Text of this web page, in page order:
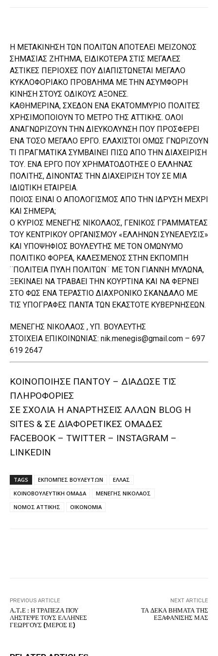
Η ΜΕΤΑΚΙΝΗΣΗ ΤΩΝ ΠΟΛΙΤΩΝ ΑΠΟΤΕΛΕΙ ΜΕΙΖΟΝΟΣ
ΣΗΜΑΣΙΑΣ ΖΗΤΗΜΑ, ΕΙΔΙΚΟΤΕΡΑ ΣΤΙΣ ΜΕΓΑΛΕΣ
ΑΣΤΙΚΕΣ ΠΕΡΙΟΧΕΣ ΠΟΥ ΔΙΑΠΙΣΤΩΝΕΤΑΙ ΜΕΓΑΛΟ
ΚΥΚΛΟΦΟΡΙΑΚΟ ΠΡΟΒΛΗΜΑ ΜΕ ΤΗΝ ΑΣΥΜΦΟΡΗ
ΚΙΝΗΣΗ ΣΤΟΥΣ ΟΔΙΚΟΥΣ ΑΞΟΝΕΣ.
ΚΑΘΗΜΕΡΙΝΑ, ΣΧΕΔΟΝ ΕΝΑ ΕΚΑΤΟΜΜΥΡΙΟ ΠΟΛΙΤΕΣ
ΧΡΗΣΙΜΟΠΟΙΟΥΝ ΤΟ ΜΕΤΡΟ ΤΗΣ ΑΤΤΙΚΗΣ. ΟΛΟΙ
ΑΝΑΓΝΩΡΙΖΟΥΝ ΤΗΝ ΔΙΕΥΚΟΛΥΝΣΗ ΠΟΥ ΠΡΟΣΦΕΡΕΙ
ΕΝΑ ΤΟΣΟ ΜΕΓΑΛΟ ΕΡΓΟ. ΕΛΑΧΙΣΤΟΙ ΟΜΩΣ ΓΝΩΡΙΖΟΥΝ
ΤΙ ΠΡΑΓΜΑΤΙΚΑ ΣΥΜΒΑΙΝΕΙ ΠΙΣΩ ΑΠΟ ΤΗΝ ΔΙΑΧΕΙΡΙΣΗ
ΤΟΥ. ΕΝΑ ΕΡΓΟ ΠΟΥ ΧΡΗΜΑΤΟΔΟΤΗΣΕ Ο ΕΛΛΗΝΑΣ
ΠΟΛΙΤΗΣ, ΔΙΝΟΝΤΑΣ ΤΗΝ ΔΙΑΧΕΙΡΙΣΗ ΤΟΥ ΣΕ ΜΙΑ
ΙΔΙΩΤΙΚΗ ΕΤΑΙΡΕΙΑ.
ΠΟΙΟΣ ΕΙΝΑΙ Ο ΑΠΟΛΟΓΙΣΜΟΣ ΑΠΟ ΤΗΝ ΙΔΡΥΣΗ ΜΕΧΡΙ
ΚΑΙ ΣΗΜΕΡΑ;
Ο ΚΥΡΙΟΣ ΜΕΝΕΓΗΣ ΝΙΚΟΛΑΟΣ, ΓΕΝΙΚΟΣ ΓΡΑΜΜΑΤΕΑΣ
ΤΟΥ ΚΕΝΤΡΙΚΟΥ ΟΡΓΑΝΙΣΜΟΥ «ΕΛΛΗΝΩΝ ΣΥΝΕΛΕΥΣΙΣ»
ΚΑΙ ΥΠΟΨΗΦΙΟΣ ΒΟΥΛΕΥΤΗΣ ΜΕ ΤΟΝ ΟΜΩΝΥΜΟ
ΠΟΛΙΤΙΚΟ ΦΟΡΕΑ, ΚΑΛΕΣΜΕΝΟΣ ΣΤΗΝ ΕΚΠΟΜΠΗ
¨ΠΟΛΙΤΕΙΑ ΠΥΛΗ ΠΟΛΙΤΩΝ¨ ΜΕ ΤΟΝ ΓΙΑΝΝΗ ΜΥΛΩΝΑ,
ΞΕΚΙΝΑΕΙ ΝΑ ΤΡΑΒΑΕΙ ΤΗΝ ΚΟΥΡΤΙΝΑ ΚΑΙ ΝΑ ΦΕΡΝΕΙ
ΣΤΟ ΦΩΣ ΕΝΑ ΤΕΡΑΣΤΙΟ ΔΙΑΧΡΟΝΙΚΟ ΣΚΑΝΔΑΛΟ ΜΕ
ΤΙΣ ΥΠΟΓΡΑΦΕΣ ΠΑΝΤΑ ΤΩΝ ΕΚΑΣΤΟΤΕ ΚΥΒΕΡΝΗΣΕΩΝ.
ΜΕΝΕΓΗΣ ΝΙΚΟΛΑΟΣ , ΥΠ. ΒΟΥΛΕΥΤΗΣ
ΣΤΟΙΧΕΙΑ ΕΠΙΚΟΙΝΩΝΙΑΣ: nik.menegis@gmail.com – 697
619 2647
ΚΟΙΝΟΠΟΙΗΣΕ ΠΑΝΤΟΥ – ΔΙΑΔΩΣΕ ΤΙΣ
ΠΛΗΡΟΦΟΡΙΕΣ
ΣΕ ΣΧΟΛΙΑ H ΑΝAΡΤΗΣΕΙΣ ΑΛΛΩΝ BLOG H
SITES & ΣΕ ΔΙΑΦΟΡΕTIKEΣ ΟΜΑΔΕΣ
FACEBOOK – TWITTER – INSTAGRAM –
LINKEDIN
TAGS ΕΚΠΟΜΠΕΣ ΒΟΥΛΕΥΤΩΝ
ΕΛΛΑΣ
ΚΟΙΝΟΒΟΥΛΕΥΤΙΚΗ ΟΜΑΔΑ
ΜΕΝΕΓΗΣ ΝΙΚΟΛΑΟΣ
ΝΟΜΟΣ ΑΤΤΙΚΗΣ
ΟΙΚΟΝΟΜΙΑ
PREVIOUS ARTICLE
Α.Τ.Ε : Η ΤΡΑΠΕΖΑ ΠΟΥ
ΛΗΣΤΕΨΕ ΤΟΥΣ ΕΛΛΗΝΕΣ
ΓΕΩΡΓΟΥΣ (ΜΕΡΟΣ Ε)
NEXT ARTICLE
ΤΑ ΔΕΚΑ ΒΗΜΑΤΑ ΤΗΣ
ΕΞΑΦΑΝΙΣΗΣ ΜΑΣ
ΑΡΤΕΜΗΣ ΣΩΡΡΑΣ